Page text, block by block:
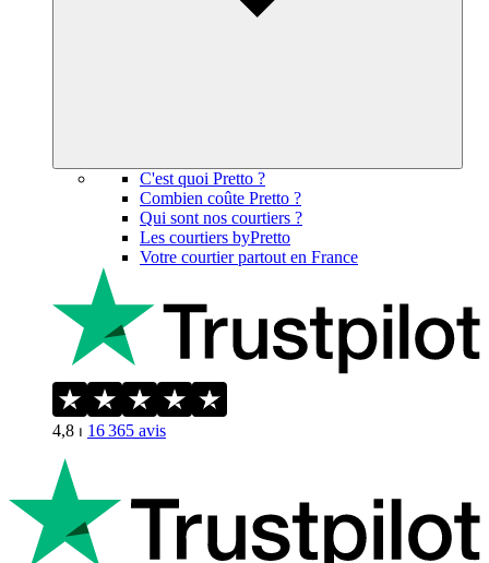
C'est quoi Pretto ?
Combien coûte Pretto ?
Qui sont nos courtiers ?
Les courtiers byPretto
Votre courtier partout en France
4,8 ⏐ 16 365 avis